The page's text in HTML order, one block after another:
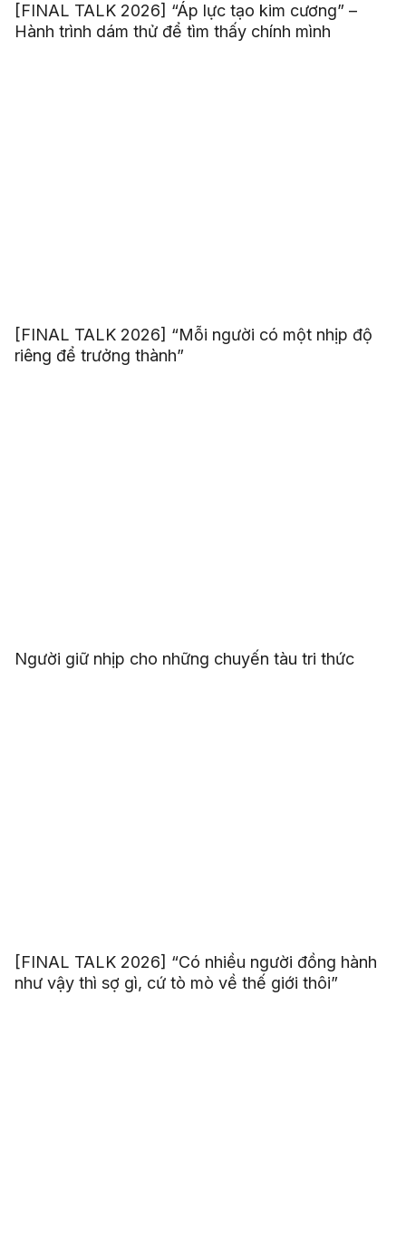
[FINAL TALK 2026] “Áp lực tạo kim cương” –
Hành trình dám thử để tìm thấy chính mình
[FINAL TALK 2026] “Mỗi người có một nhịp độ
riêng để trưởng thành”
Người giữ nhịp cho những chuyến tàu tri thức
[FINAL TALK 2026] “Có nhiều người đồng hành
như vậy thì sợ gì, cứ tò mò về thế giới thôi”